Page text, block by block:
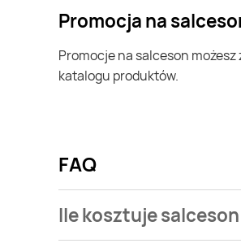
Promocja na
Promocje na salceson możesz znaleźć w gazetce promocyjnej Carrefour Express. Specjalnie dla Ciebie wybieramy najatrakcyjniejsze oferty i prezentujemy je w formie
katalogu produktów.
FAQ
Ile kosztuje